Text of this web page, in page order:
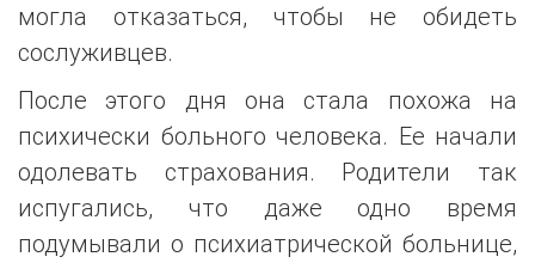
могла отказаться, чтобы не обидеть
сослуживцев.
После этого дня она стала похожа на
психически больного человека. Ее начали
одолевать страхования. Родители так
испугались, что даже одно время
подумывали о психиатрической больнице,